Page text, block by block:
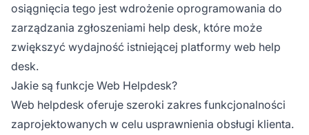
osiągnięcia tego jest wdrożenie oprogramowania do
zarządzania zgłoszeniami help desk, które może
zwiększyć wydajność istniejącej platformy web help
desk.
Jakie są funkcje Web Helpdesk?
Web helpdesk oferuje szeroki zakres funkcjonalności
zaprojektowanych w celu usprawnienia obsługi klienta.